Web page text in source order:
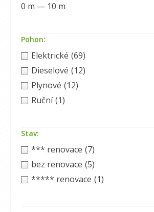
0 m — 10 m
Pohon:
Elektrické (69)
Dieselové (12)
Plynové (12)
Ruční (1)
Stav:
*** renovace (7)
bez renovace (5)
***** renovace (1)